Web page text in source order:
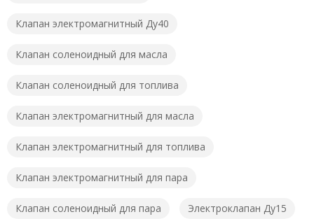
Клапан электромагнитный Ду40
Клапан соленоидный для масла
Клапан соленоидный для топлива
Клапан электромагнитный для масла
Клапан электромагнитный для топлива
Клапан электромагнитный для пара
Клапан соленоидный для пара Электроклапан Ду15